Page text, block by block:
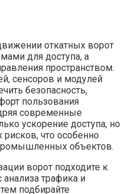
откатных ворот
для доступа, а
пространством.
сенсоров и модулей
безопасность,
пользования
современные
ускорение доступа, но
что особенно
объектов.
ворот подходите к
анализа трафика и
подбирайте